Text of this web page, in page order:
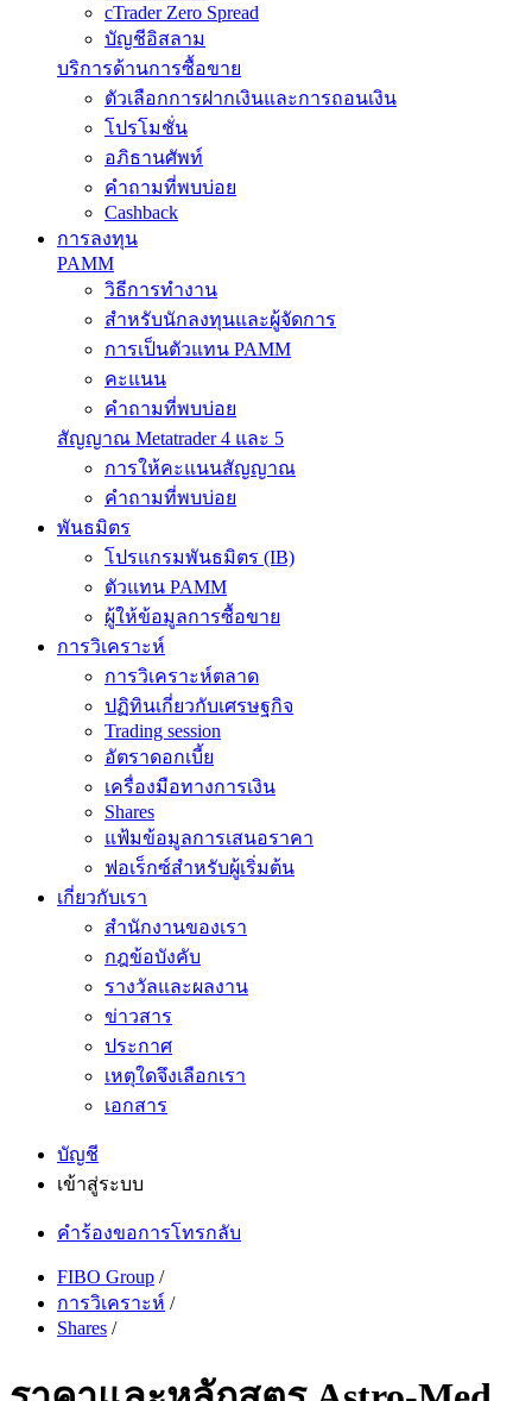
cTrader Zero Spread
บัญชีอิสลาม
บริการด้านการซื้อขาย
ตัวเลือกการฝากเงินและการถอนเงิน
โปรโมชั่น
อภิธานศัพท์
คำถามที่พบบ่อย
Cashback
การลงทุน
PAMM
วิธีการทำงาน
สำหรับนักลงทุนและผู้จัดการ
การเป็นตัวแทน PAMM
คะแนน
คำถามที่พบบ่อย
สัญญาณ Metatrader 4 และ 5
การให้คะแนนสัญญาณ
คำถามที่พบบ่อย
พันธมิตร
โปรแกรมพันธมิตร (IB)
ตัวแทน PAMM
ผู้ให้ข้อมูลการซื้อขาย
การวิเคราะห์
การวิเคราะห์ตลาด
ปฏิทินเกี่ยวกับเศรษฐกิจ
Trading session
อัตราดอกเบี้ย
เครื่องมือทางการเงิน
Shares
แฟ้มข้อมูลการเสนอราคา
ฟอเร็กซ์สำหรับผู้เริ่มต้น
เกี่ยวกับเรา
สำนักงานของเรา
กฎข้อบังคับ
รางวัลและผลงาน
ข่าวสาร
ประกาศ
เหตุใดจึงเลือกเรา
เอกสาร
บัญชี
เข้าสู่ระบบ
คำร้องขอการโทรกลับ
FIBO Group /
การวิเคราะห์ /
Shares /